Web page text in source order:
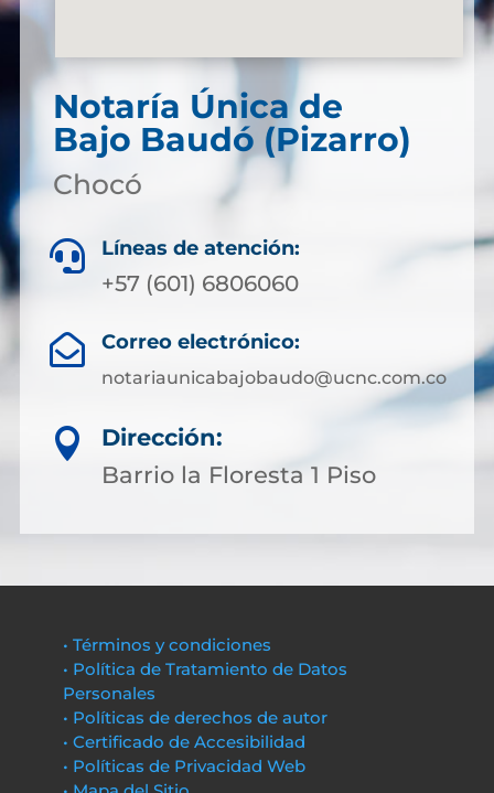
Notaría Única de
Bajo Baudó (Pizarro)
Chocó
 Líneas de atención:
+57 (601) 6806060
 Correo electrónico:
notariaunicabajobaudo@ucnc.com.co

Dirección:
Barrio la Floresta 1 Piso
• Términos y condiciones
• Política de Tratamiento de Datos
Personales
• Políticas de derechos de autor
• Certificado de Accesibilidad
• Políticas de Privacidad Web